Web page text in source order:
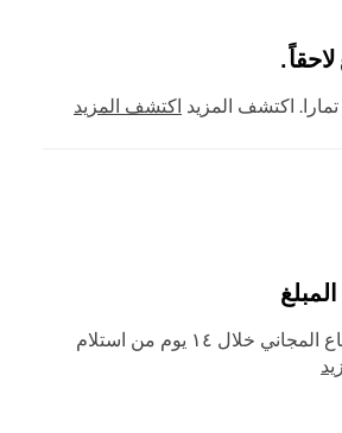
اكتشف المزيد
استمتع بخدمة الإرجاع المجاني خلال ١٤ يوم من استلام